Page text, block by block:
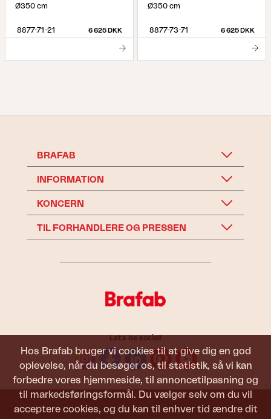
Hos Brafab bruger vi cookies til at give dig en god
oplevelse, når du besøger os, til statistik, så vi kan
forbedre vores hjemmeside, til annoncetilpasning og
til markedsføringsformål. Du vælger selv om du vil
acceptere cookies, og du kan til enhver tid ændre dit
Ø350 cm
8877-71-21 6 625 DKK
Ø350 cm
8877-73-71 6 625 DKK
BRAFAB
INFORMATION
KONCERN
TIL FORHANDLERE OG PRESSEN
Let's be social!